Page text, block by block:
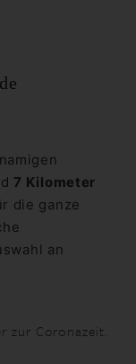
7 Kilometer
die ganze
an
zur Coronazeit.